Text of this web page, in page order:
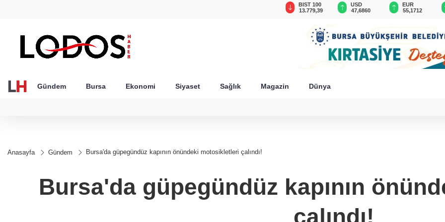
BIST 100
13.779,39
USD
47,6860
EUR
55,1712
Gündem Bursa Ekonomi Siyaset Sağlık Magazin Dünya
Anasayfa Gündem Bursa'da güpegündüz kapının önündeki motosikletleri çalındı!
Bursa'da güpegündüz kapının
çalındı!